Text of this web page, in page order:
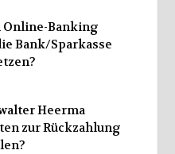
Online-Banking
Bank/Sparkasse
Heerma
zur Rückzahlung